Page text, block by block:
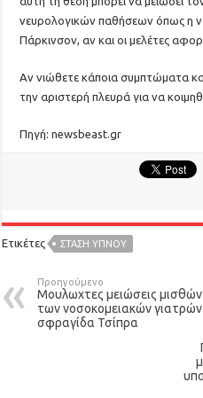
νευρολογικών παθήσεων όπως η
Πάρκινσον, αν και οι μελέτες
Αν νιώθετε κάποια συμπτώματα
την αριστερή πλευρά για να
Πηγή: newsbeast.gr
Ετικέτες ΣΤΆΣΗ ΎΠΝΟΥ
Προηγούμενο
Μουλωχτες μειώσεις μισθών
των νοσοκομειακών
σφραγίδα Τσίπρα